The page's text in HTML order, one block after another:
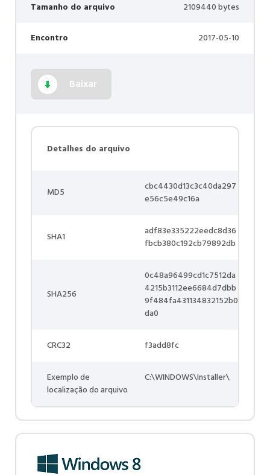
Tamanho do arquivo 2109440 bytes
Encontro 2017-05-10
Baixar
Detalhes do arquivo
MD5
cbc4430d13c3c40da297
e56c5e49c16a
SHA1
adf83e335222eedc8d36
fbcb380c192cb79892db
SHA256
0c48a96499cd1c7512da
4215b3112ee6684d7dbb
9f484fa431134832152b0
da0
CRC32 f3add8fc
Exemplo de
localização do arquivo
C:\WINDOWS\Installer\